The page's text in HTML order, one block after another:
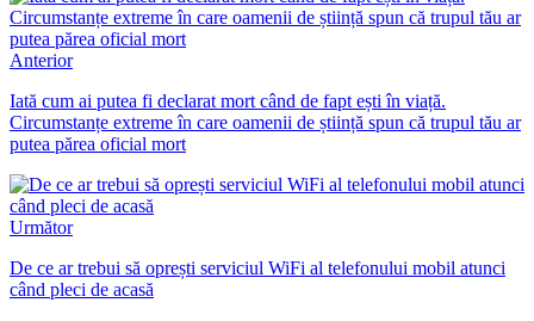
Anterior
Iată cum ai putea fi declarat mort când de fapt ești în viață.
Circumstanțe extreme în care oamenii de știință spun că trupul tău ar
putea părea oficial mort
Următor
De ce ar trebui să oprești serviciul WiFi al telefonului mobil atunci
când pleci de acasă